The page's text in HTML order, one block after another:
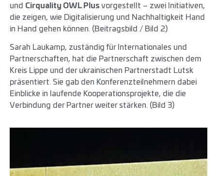
und Cirquality OWL Plus vorgestellt – zwei Initiativen,
die zeigen, wie Digitalisierung und Nachhaltigkeit Hand
in Hand gehen können. (Beitragsbild / Bild 2)
Sarah Laukamp, zuständig für Internationales und
Partnerschaften, hat die Partnerschaft zwischen dem
Kreis Lippe und der ukrainischen Partnerstadt Lutsk
präsentiert. Sie gab den Konferenzteilnehmern dabei
Einblicke in laufende Kooperationsprojekte, die die
Verbindung der Partner weiter stärken. (Bild 3)